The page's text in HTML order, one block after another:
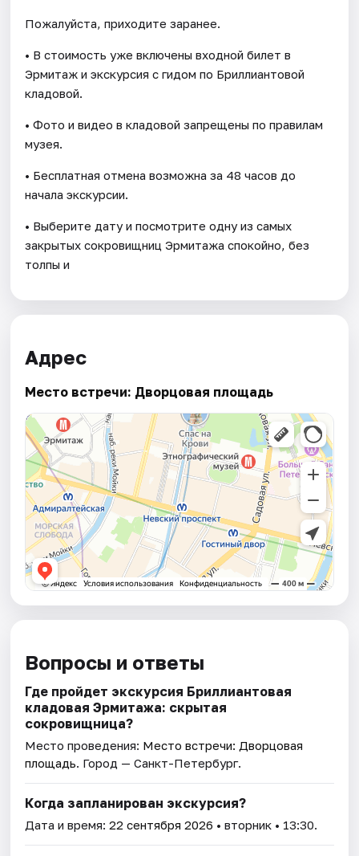
Пожалуйста, приходите заранее.
• В стоимость уже включены входной билет в
Эрмитаж и экскурсия с гидом по Бриллиантовой
кладовой.
• Фото и видео в кладовой запрещены по правилам
музея.
• Бесплатная отмена возможна за 48 часов до
начала экскурсии.
• Выберите дату и посмотрите одну из самых
закрытых сокровищниц Эрмитажа спокойно, без
толпы и
Адрес
Место встречи: Дворцовая площадь
Вопросы и ответы
Где пройдет экскурсия Бриллиантовая
кладовая Эрмитажа: скрытая
сокровищница?
Место проведения: Место встречи: Дворцовая
площадь. Город — Санкт-Петербург.
Когда запланирован экскурсия?
Дата и время:22 сентября 2026 • вторник • 13:30.